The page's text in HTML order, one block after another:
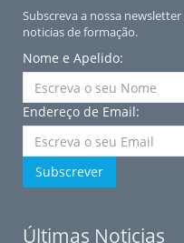
Subscreva a nossa
noticias de formação.
Nome e Apelido:
Endereço de Email:
Subscrever
Últimas Noticias